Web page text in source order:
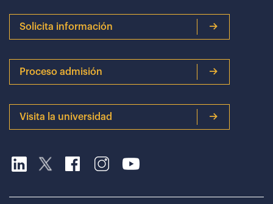
Solicita información
Proceso admisión
Visita la universidad